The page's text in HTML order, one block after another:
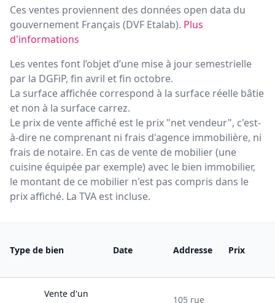
Ces ventes proviennent des données open data du
gouvernement Français (DVF Etalab). Plus
d'informations
Les ventes font l’objet d’une mise à jour semestrielle
par la DGFiP, fin avril et fin octobre.
La surface affichée correspond à la surface réelle bâtie
et non à la surface carrez.
Le prix de vente affiché est le prix "net vendeur", c'est-
à-dire ne comprenant ni frais d'agence immobilière, ni
frais de notaire. En cas de vente de mobilier (une
cuisine équipée par exemple) avec le bien immobilier,
le montant de ce mobilier n'est pas compris dans le
prix affiché. La TVA est incluse.
Type de bien Date Addresse Prix
Vente d'un
105 rue